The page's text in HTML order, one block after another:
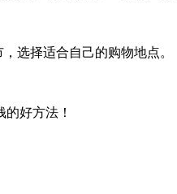
选择适合自己的购物地点。
好方法！